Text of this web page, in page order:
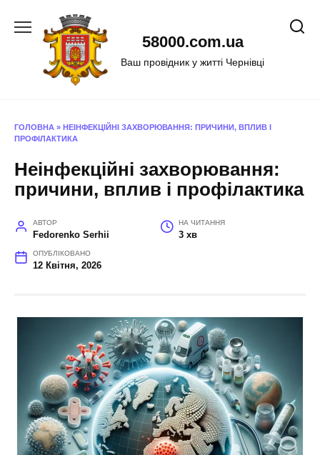
58000.com.ua
Ваш провідник у житті Чернівці
ГОЛОВНА » НЕІНФЕКЦІЙНІ ЗАХВОРЮВАННЯ: ПРИЧИНИ, ВПЛИВ І
ПРОФІЛАКТИКА
Неінфекційні захворювання:
причини, вплив і профілактика
АВТОР
Fedorenko Serhii
НА ЧИТАННЯ
3 хв
ОПУБЛІКОВАНО
12 Квітня, 2026